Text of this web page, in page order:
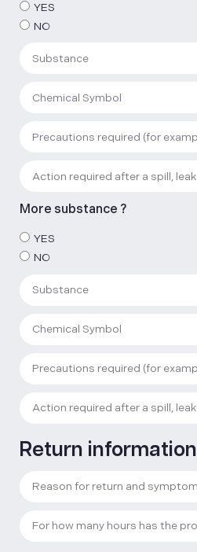
YES
NO
More substance ?
YES
NO
Return information